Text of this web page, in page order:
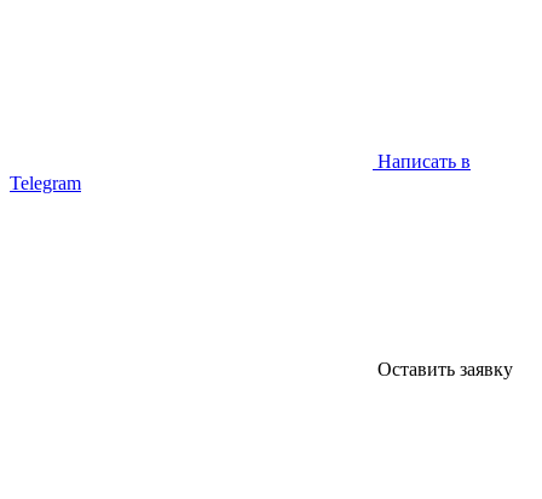
Написать в
Telegram
Оставить заявку